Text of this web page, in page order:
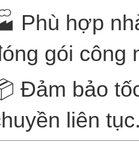
Phù hợp
gói công
Đảm bảo
liên